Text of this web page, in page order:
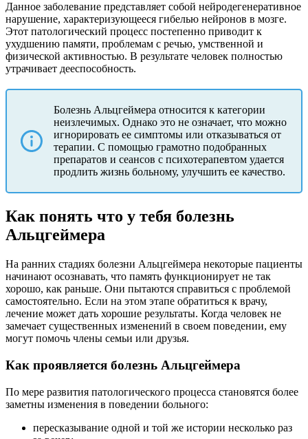
Данное заболевание представляет собой нейродегенеративное
нарушение, характеризующееся гибелью нейронов в мозге.
Этот патологический процесс постепенно приводит к
ухудшению памяти, проблемам с речью, умственной и
физической активностью. В результате человек полностью
утрачивает дееспособность.
Болезнь Альцгеймера относится к категории
неизлечимых. Однако это не означает, что можно
игнорировать ее симптомы или отказываться от
терапии. С помощью грамотно подобранных
препаратов и сеансов с психотерапевтом удается
продлить жизнь больному, улучшить ее качество.
Как понять что у тебя болезнь
Альцгеймера
На ранних стадиях болезни Альцгеймера некоторые пациенты
начинают осознавать, что память функционирует не так
хорошо, как раньше. Они пытаются справиться с проблемой
самостоятельно. Если на этом этапе обратиться к врачу,
лечение может дать хорошие результаты. Когда человек не
замечает существенных изменений в своем поведении, ему
могут помочь члены семьи или друзья.
Как проявляется болезнь Альцгеймера
По мере развития патологического процесса становятся более
заметны изменения в поведении больного:
пересказывание одной и той же истории несколько раз